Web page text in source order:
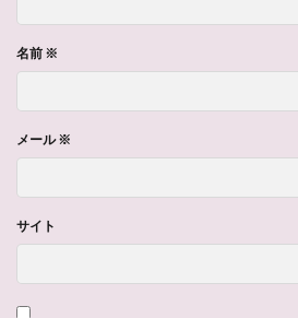
名前 ※
メール※
サイト